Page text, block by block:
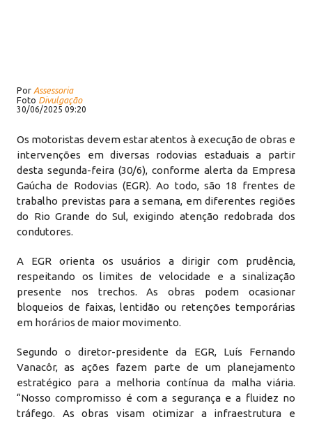
Por Assessoria
Foto Divulgação
30/06/2025 09:20
Os motoristas devem estar atentos à execução de obras e
intervenções em diversas rodovias estaduais a partir
desta segunda-feira (30/6), conforme alerta da Empresa
Gaúcha de Rodovias (EGR). Ao todo, são 18 frentes de
trabalho previstas para a semana, em diferentes regiões
do Rio Grande do Sul, exigindo atenção redobrada dos
condutores.
A EGR orienta os usuários a dirigir com prudência,
respeitando os limites de velocidade e a sinalização
presente nos trechos. As obras podem ocasionar
bloqueios de faixas, lentidão ou retenções temporárias
em horários de maior movimento.
Segundo o diretor-presidente da EGR, Luís Fernando
Vanacôr, as ações fazem parte de um planejamento
estratégico para a melhoria contínua da malha viária.
“Nosso compromisso é com a segurança e a fluidez no
tráfego. As obras visam otimizar a infraestrutura e